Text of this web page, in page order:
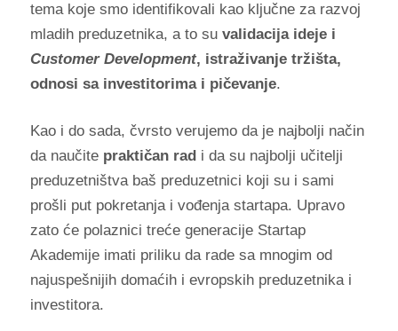
tema koje smo identifikovali kao ključne za razvoj
mladih preduzetnika, a to su validacija ideje i
Customer Development, istraživanje tržišta,
odnosi sa investitorima i pičevanje.
Kao i do sada, čvrsto verujemo da je najbolji način
da naučite praktičan radi da su najbolji učitelji
preduzetništva baš preduzetnici koji su i sami
prošli put pokretanja i vođenja startapa. Upravo
zato će polaznici treće generacije Startap
Akademije imati priliku da rade sa mnogim od
najuspešnijih domaćih i evropskih preduzetnika i
investitora.